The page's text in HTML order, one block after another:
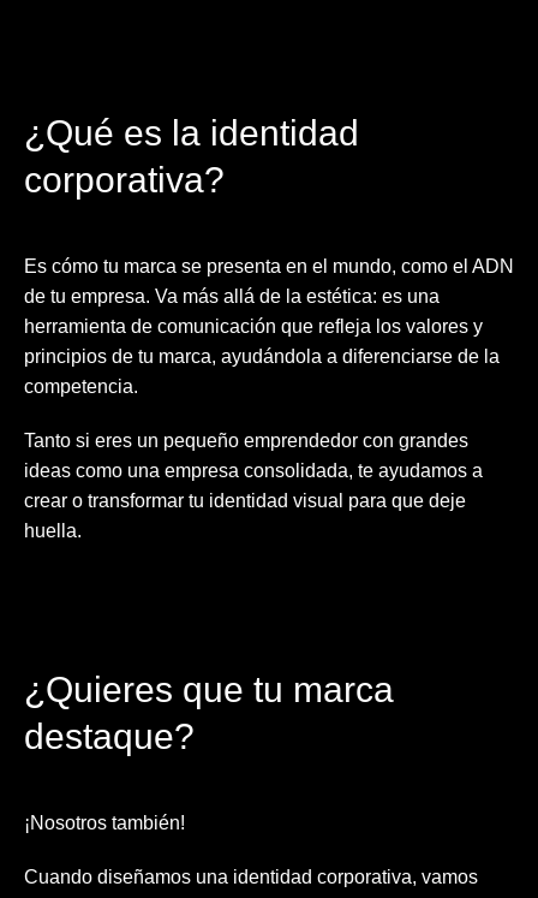
¿Qué es la identidad
corporativa?
Es cómo tu marca se presenta en el mundo, como el ADN
de tu empresa. Va más allá de la estética: es una
herramienta de comunicación que refleja los valores y
principios de tu marca, ayudándola a diferenciarse de la
competencia.
Tanto si eres un pequeño emprendedor con grandes
ideas como una empresa consolidada, te ayudamos a
crear o transformar tu identidad visual para que deje
huella.
¿Quieres que tu marca
destaque?
¡Nosotros también!
Cuando diseñamos una identidad corporativa, vamos